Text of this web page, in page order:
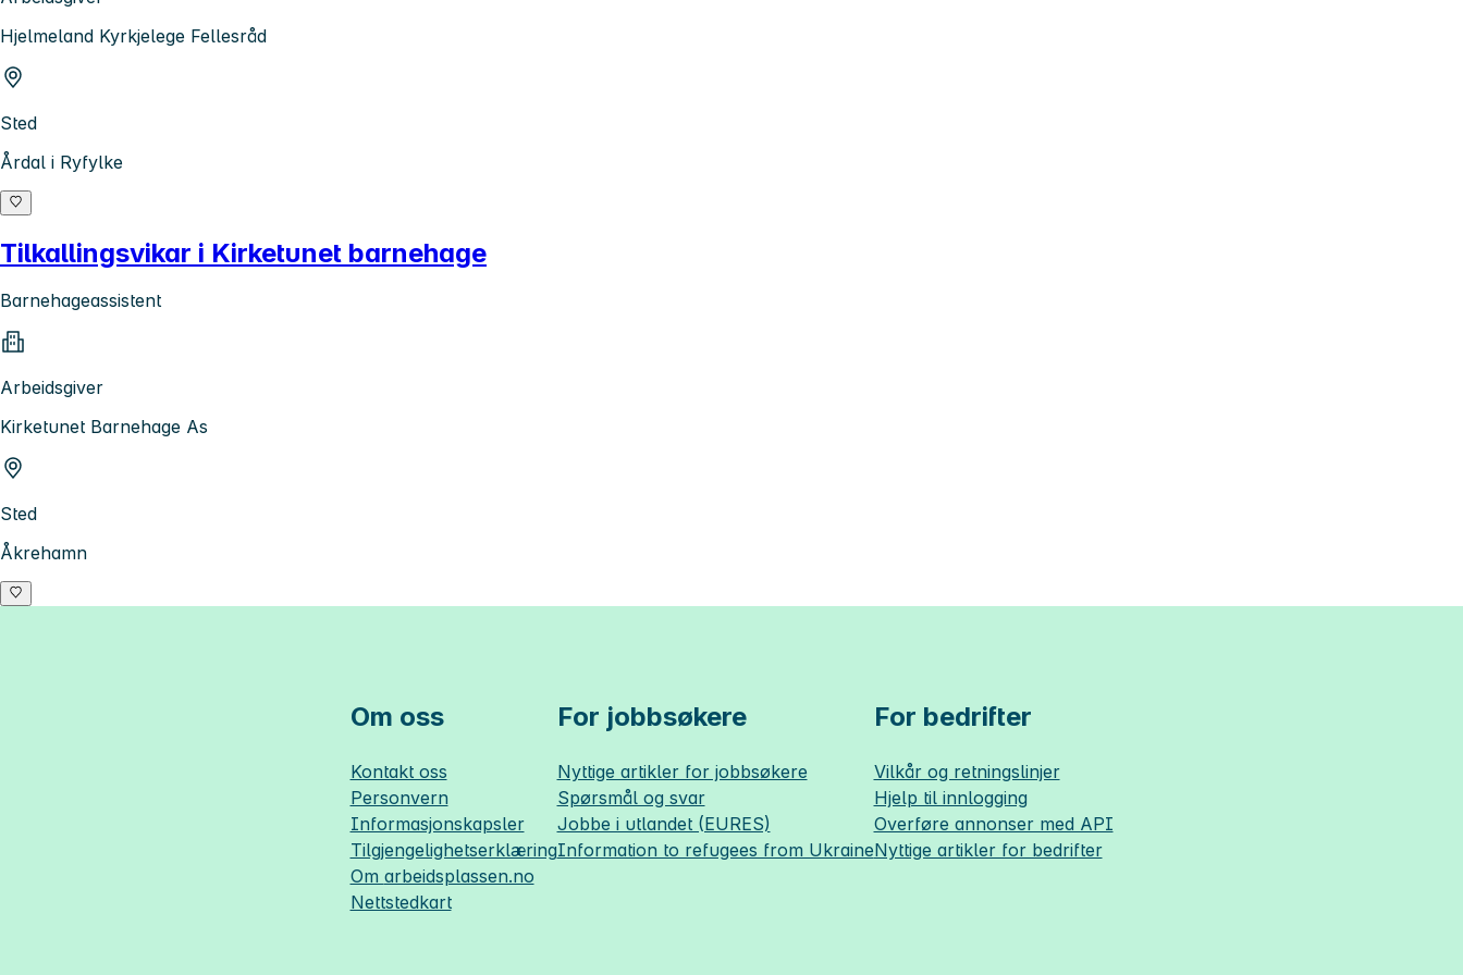
Hjelmeland Kyrkjelege Fellesråd
Sted
Årdal i Ryfylke
Tilkallingsvikar i Kirketunet barnehage
Barnehageassistent
Arbeidsgiver
Kirketunet Barnehage As
Sted
Åkrehamn
Om oss
Kontakt oss
Personvern
Informasjonskapsler
Tilgjengelighetserklæring
Om arbeidsplassen.no
Nettstedkart
For jobbsøkere
Nyttige artikler for jobbsøkere
Spørsmål og svar
Jobbe i utlandet (EURES)
Information to refugees from Ukraine
For bedrifter
Vilkår og retningslinjer
Hjelp til innlogging
Overføre annonser med API
Nyttige artikler for bedrifter